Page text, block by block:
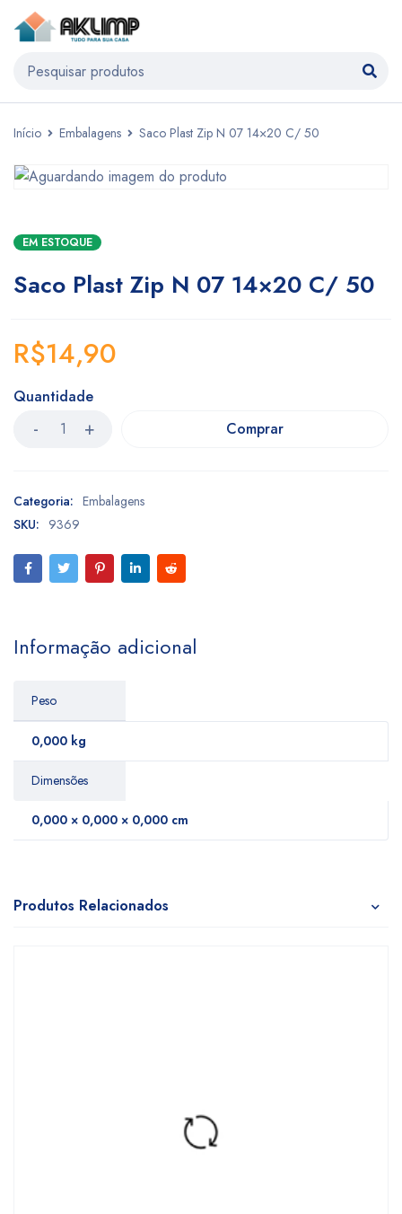
Início Embalagens Saco Plast Zip N 07 14×20 C/ 50
EM ESTOQUE
Saco Plast Zip N 07 14×20 C/ 50
R$14,90
Quantidade
Comprar
Categoria: Embalagens
SKU: 9369
Informação adicional
Peso
0,000 kg
Dimensões
0,000 × 0,000 × 0,000 cm
Produtos Relacionados